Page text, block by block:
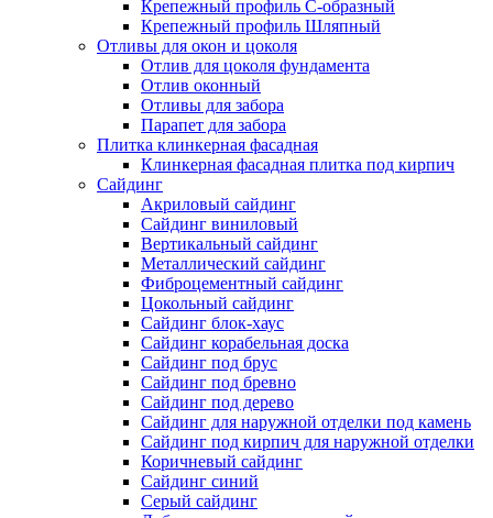
Крепежный профиль С-образный
Крепежный профиль Шляпный
Отливы для окон и цоколя
Отлив для цоколя фундамента
Отлив оконный
Отливы для забора
Парапет для забора
Плитка клинкерная фасадная
Клинкерная фасадная плитка под кирпич
Сайдинг
Акриловый сайдинг
Сайдинг виниловый
Вертикальный сайдинг
Металлический сайдинг
Фиброцементный сайдинг
Цокольный сайдинг
Сайдинг блок-хаус
Сайдинг корабельная доска
Сайдинг под брус
Сайдинг под бревно
Сайдинг под дерево
Сайдинг для наружной отделки под камень
Сайдинг под кирпич для наружной отделки
Коричневый сайдинг
Сайдинг синий
Серый сайдинг